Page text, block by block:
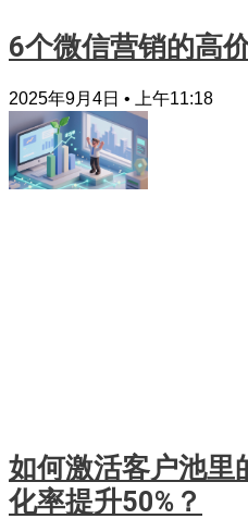
6个微信营销的高
2025年9月4日 上午11:18
如何激活客户池里
化率提升50%？